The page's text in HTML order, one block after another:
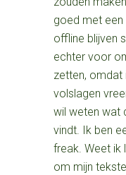
goed met een
offline blijven
echter voor
zetten,
volslagen
wil weten wat
vindt. Ik ben
freak. Weet ik
om mijn